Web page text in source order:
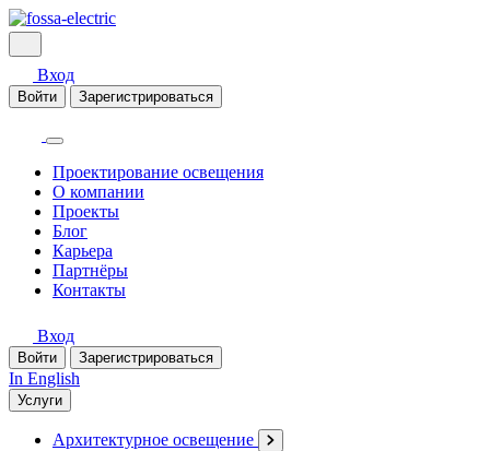
Вход
Войти Зарегистрироваться
Проектирование освещения
О компании
Проекты
Блог
Карьера
Партнёры
Контакты
Вход
Войти Зарегистрироваться
In English
Услуги
Архитектурное освещение